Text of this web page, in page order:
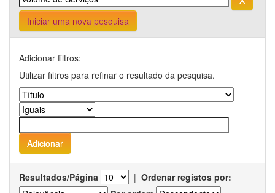
Iniciar uma nova pesquisa
Adicionar filtros:
Utilizar filtros para refinar o resultado da pesquisa.
Resultados/Página | Ordenar registos por: